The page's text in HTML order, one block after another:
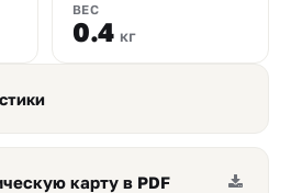
ВЕС
0.4 кг
карту в PDF